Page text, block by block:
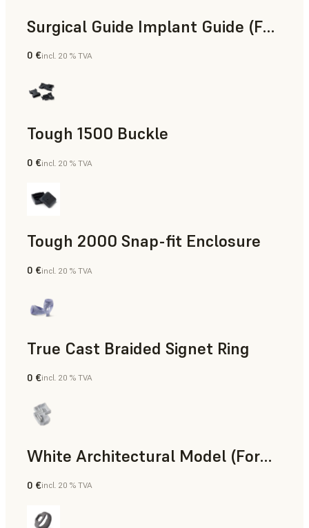
Surgical Guide Implant Guide (Form 4)
Dentaire
0 €incl. 20 % TVA
Tough 1500 Buckle
Ingénierie
0 €incl. 20 % TVA
Tough 2000 Snap-fit Enclosure
Ingénierie
0 €incl. 20 % TVA
True Cast Braided Signet Ring
Joaillerie
0 €incl. 20 % TVA
White Architectural Model (Form 4)
Résine standard
0 €incl. 20 % TVA